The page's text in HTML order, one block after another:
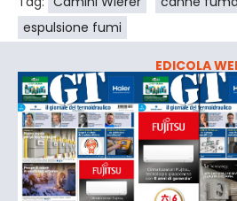
espulsione fumi
EDICOLA